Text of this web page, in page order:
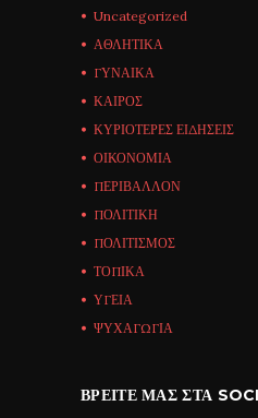
Uncategorized
ΑΘΛΗΤΙΚΑ
ΓΥΝΑΙΚΑ
ΚΑΙΡΟΣ
ΚΥΡΙΟΤΕΡΕΣ ΕΙΔΗΣΕΙΣ
ΟΙΚΟΝΟΜΙΑ
ΠΕΡΙΒΑΛΛΟΝ
ΠΟΛΙΤΙΚΗ
ΠΟΛΙΤΙΣΜΟΣ
ΤΟΠΙΚΑ
ΥΓΕΙΑ
ΨΥΧΑΓΩΓΙΑ
ΒΡΕΊΤΕ ΜΑΣ ΣΤΑ